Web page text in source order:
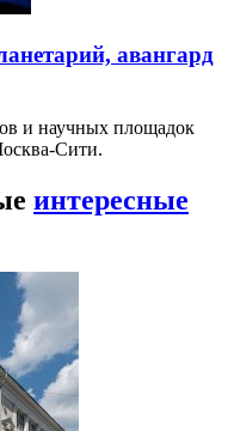
авангард
и научных площадок
Сити.
интересные